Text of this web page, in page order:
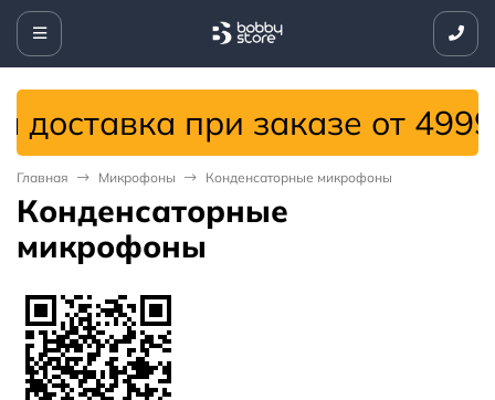
при заказе от 4999
Главная Микрофоны Конденсаторные микрофоны
Конденсаторные
микрофоны